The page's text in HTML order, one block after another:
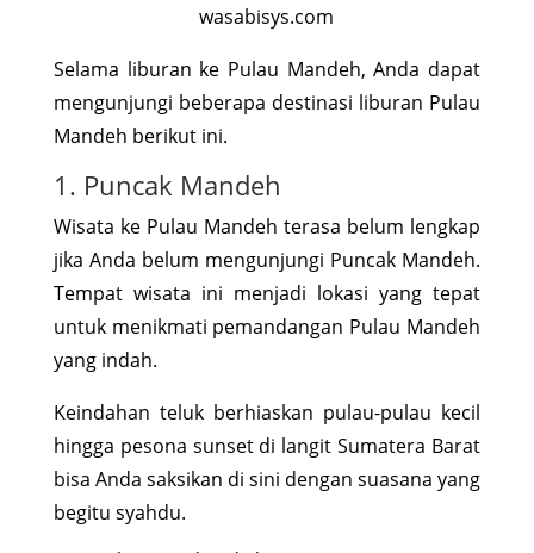
wasabisys.com
Selama liburan ke Pulau Mandeh, Anda dapat
mengunjungi beberapa destinasi liburan Pulau
Mandeh berikut ini.
1. Puncak Mandeh
Wisata ke Pulau Mandeh terasa belum lengkap
jika Anda belum mengunjungi Puncak Mandeh.
Tempat wisata ini menjadi lokasi yang tepat
untuk menikmati pemandangan Pulau Mandeh
yang indah.
Keindahan teluk berhiaskan pulau-pulau kecil
hingga pesona sunset di langit Sumatera Barat
bisa Anda saksikan di sini dengan suasana yang
begitu syahdu.